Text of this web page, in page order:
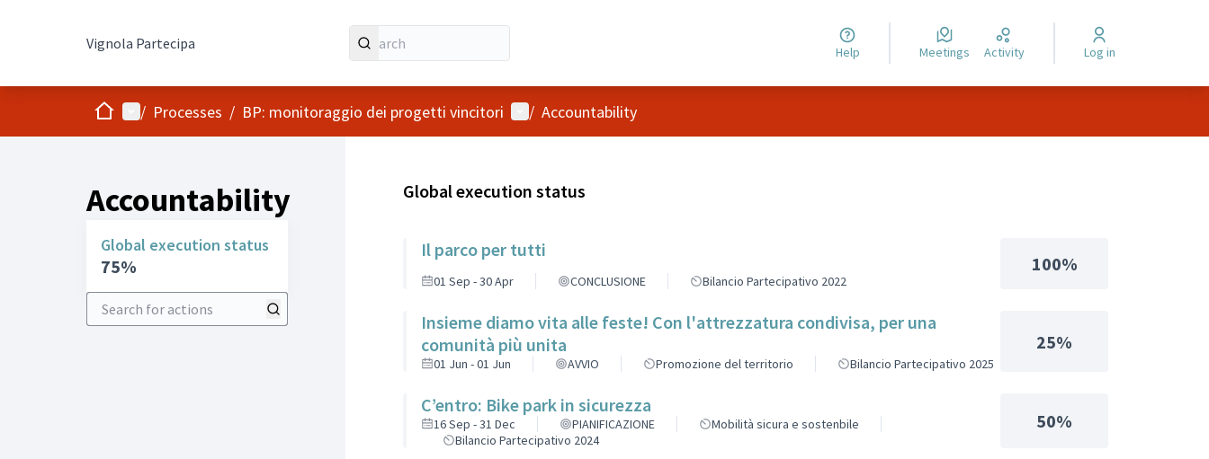
Vignola Partecipa Help Meetings Activity Log in
HomeMain menu
/ Processes / BP: monitoraggio dei progetti vincitori User menu
/ Accountability
Accountability
Global execution status
75%
Search for actions
Global execution status
Il parco per tutti
01 Sep - 30 Apr CONCLUSIONE Bilancio Partecipativo 2022
100%
Insieme diamo vita alle feste! Con l'attrezzatura condivisa, per una
comunità più unita
01 Jun - 01 Jun AVVIO Promozione del territorio Bilancio Partecipativo 2025
25%
C’entro: Bike park in sicurezza
16 Sep - 31 Dec PIANIFICAZIONE
Mobilità sicura e sostenbile
Bilancio Partecipativo 2024
50%